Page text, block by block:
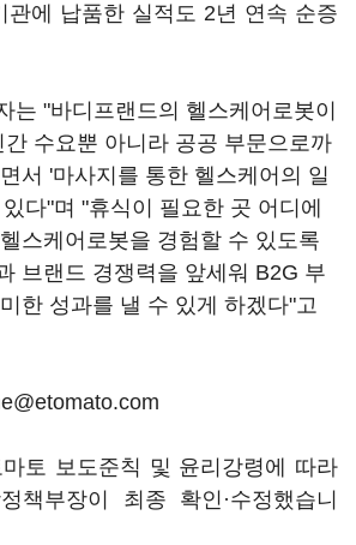
관에 납품한 실적도 2년 연속 순증
는 "바디프랜드의 헬스케어로봇이
수요뿐 아니라 공공 부문으로까
서 '마사지를 통한 헬스케어의 일
다"며 "휴식이 필요한 곳 어디에
스케어로봇을 경험할 수 있도록
브랜드 경쟁력을 앞세워 B2G 부
한 성과를 낼 수 있게 하겠다"고
토 보도준칙 및 윤리강령에 따라
책부장이 최종 확인·수정했습니